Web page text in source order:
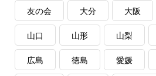
友の会 大分 大阪
山口 山形 山梨
広島 徳島 愛媛